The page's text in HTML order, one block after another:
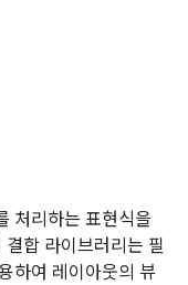
처리하는 표현식을
합 라이브러리는 필
하여 레이아웃의 뷰